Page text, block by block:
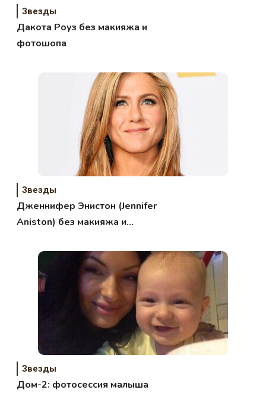
Звезды
Дакота Роуз без макияжа и
фотошопа
Звезды
Дженнифер Энистон (Jennifer
Aniston) без макияжа и
Звезды
Дом-2: фотосессия малыша